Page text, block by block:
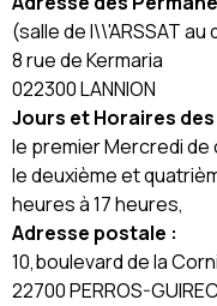
(salle de l\\'ARSSAT
8 rue de Kermaria
022300 LANNION
Jours et Horaires
le premier Mercredi de
le deuxième et
heures à 17 heures,
Adresse postale :
10,boulevard de la
22700 PERROS-GUIREC